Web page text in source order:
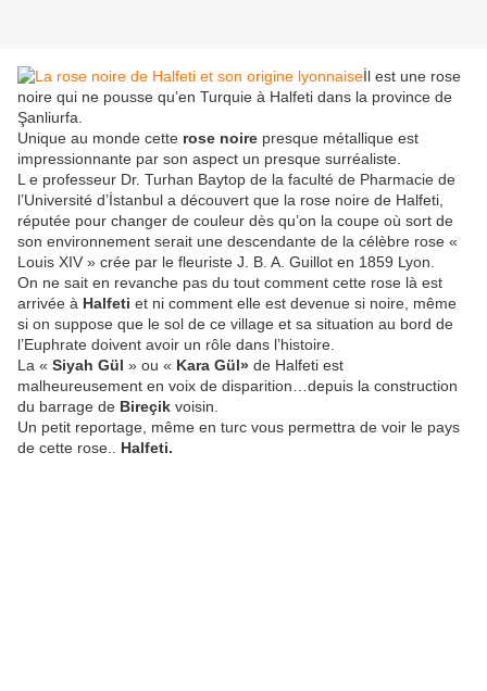
İl est une rose
noire qui ne pousse qu’en Turquie à Halfeti dans la province de
Şanliurfa.
Unique au monde cette rose noire presque métallique est
impressionnante par son aspect un presque surréaliste.
L e professeur Dr. Turhan Baytop de la faculté de Pharmacie de
l’Université d’İstanbul a découvert que la rose noire de Halfeti,
réputée pour changer de couleur dès qu’on la coupe où sort de
son environnement serait une descendante de la célèbre rose «
Louis XIV » crée par le fleuriste J. B. A. Guillot en 1859 Lyon.
On ne sait en revanche pas du tout comment cette rose là est
arrivée à Halfeti et ni comment elle est devenue si noire, même
si on suppose que le sol de ce village et sa situation au bord de
l’Euphrate doivent avoir un rôle dans l’histoire.
La « Siyah Gül » ou « Kara Gül» de Halfeti est
malheureusement en voix de disparition…depuis la construction
du barrage de Bireçik voisin.
Un petit reportage, même en turc vous permettra de voir le pays
de cette rose.. Halfeti.